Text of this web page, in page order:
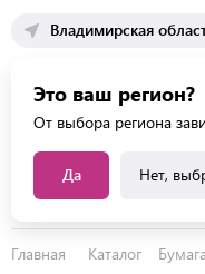
Владимирская
Это ваш регион?
От выбора региона
Да Нет,
Каталог услуг
Главная Каталог Бумага